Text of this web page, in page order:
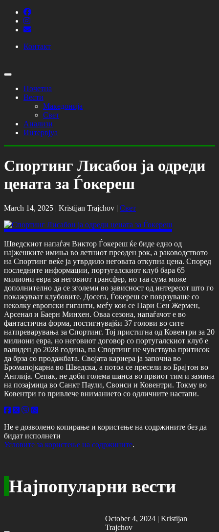
Контакт
Почетна
Вести
Македонија
Свет
Анализи
Интервјуа
Спортинг Лисабон ја одреди
цената за Ѓокереш
March 14, 2025 | Kristijan Trajchov | Свет
Шведскиот напаѓач Виктор Ѓокереш ќе биде едно од
најжешките имиња во летниот преоден рок, а раководството
на Спортинг веќе ја утврдило неговата откупна цена. Според
последните информации, португалскиот клуб бара 65
милиони евра за неговиот трансфер, но таа сума може
дополнително да се зголеми во зависност од интересот што го
покажуваат клубовите. Досега, Ѓокереш се поврзуваше со
неколку европски гиганти, меѓу кои се Пари Сен Жермен,
Арсенал и Баерн Минхен. Оваа сезона, напаѓачот е во
фантастична форма, постигнувајќи 37 голови во сите
натпреварувања за Спортинг. Тој пристигна од Ковентри за 20
милиони евра, но неговиот договор со португалскиот клуб е
валиден до 2028 година, па Спортинг не чувствува притисок
да брза со продажбата. Својата кариера ја започна во
Бромапојкарна во Шведска, а потоа се пресели во Брајтон во
Англија. Сепак, не доби голема шанса во првиот тим и замина
на позајмица во Санкт Паули, Свонси и Ковентри. Токму во
Ковентри го привлече вниманието со одличните настапи.
Не е дозволено копирање и користење на содржините без да
бидат исполнети
Условите за користење на содржините.
Најпопуларни вести
October 4, 2024 |Kristijan
Trajchov